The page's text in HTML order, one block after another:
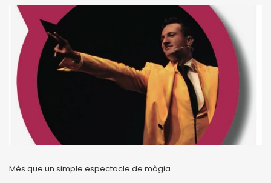
Més que un simple espectacle de màgia.